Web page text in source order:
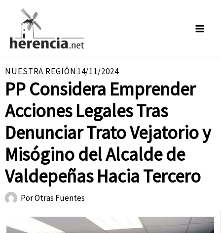
contenido
NUESTRA REGIÓN14/11/2024
PP Considera Emprender
Acciones Legales Tras
Denunciar Trato Vejatorio y
Misógino del Alcalde de
Valdepeñas Hacia Tercero
PorOtras Fuentes